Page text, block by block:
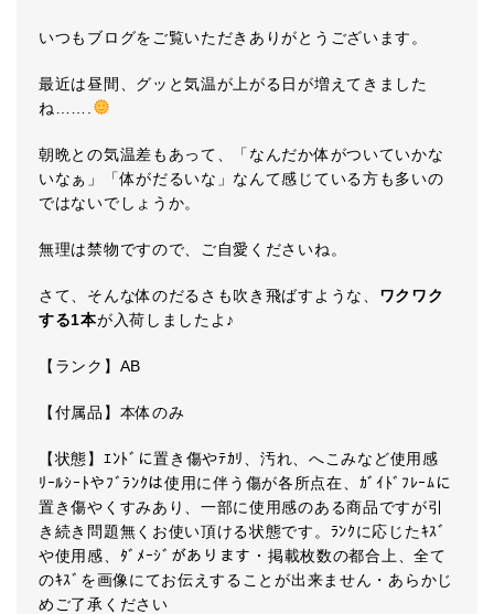
いつもブログをご覧いただきありがとうございます。
最近は昼間、グッと気温が上がる日が増えてきました
ね…….
朝晩との気温差もあって、「なんだか体がついていかな
いなぁ」「体がだるいな」なんて感じている方も多いの
ではないでしょうか。
無理は禁物ですので、ご自愛くださいね。
さて、そんな体のだるさも吹き飛ばすような、 ワクワク
する1本が入荷しましたよ♪
【ランク】AB
【付属品】本体のみ
【状態】ｴﾝﾄﾞに置き傷やﾃｶﾘ、汚れ、へこみなど使用感
ﾘｰﾙｼｰﾄやﾌﾞﾗﾝｸは使用に伴う傷が各所点在、ｶﾞｲﾄﾞﾌﾚｰﾑに
置き傷やくすみあり、一部に使用感のある商品ですが引
き続き問題無くお使い頂ける状態です。ﾗﾝｸに応じたｷｽﾞ
や使用感、ﾀﾞﾒｰｼﾞがあります・掲載枚数の都合上、全て
のｷｽﾞを画像にてお伝えすることが出来ません・あらかじ
めご了承ください